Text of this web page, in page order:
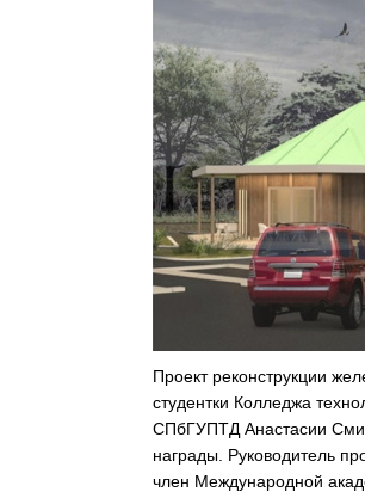
Проект реконструкции
студентки Колледжа
СПбГУПТД Анастасии
награды. Руководитель
член Международной